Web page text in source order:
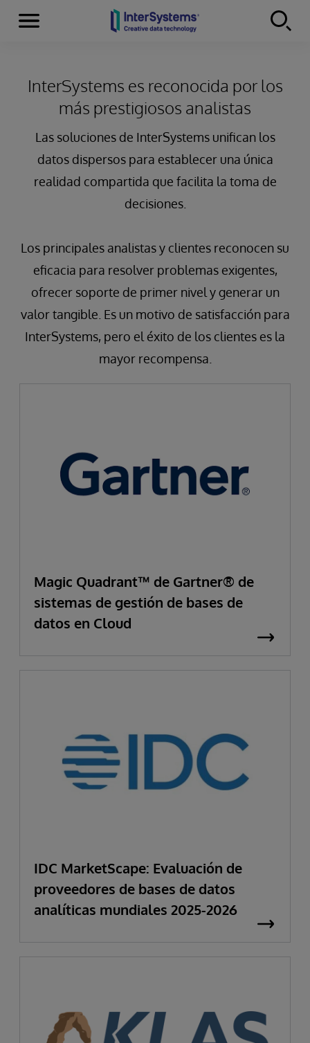
Skip to content
Secciones
InterSystems es reconocida por los
más prestigiosos analistas
Las soluciones de InterSystems unifican los
datos dispersos para establecer una única
realidad compartida que facilita la toma de
decisiones.
Los principales analistas y clientes reconocen su
eficacia para resolver problemas exigentes,
ofrecer soporte de primer nivel y generar un
valor tangible. Es un motivo de satisfacción para
InterSystems, pero el éxito de los clientes es la
mayor recompensa.
Magic Quadrant™ de Gartner® de
sistemas de gestión de bases de
datos en Cloud
IDC MarketScape: Evaluación de
proveedores de bases de datos
analíticas mundiales 2025-2026